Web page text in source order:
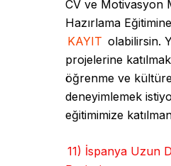
CV ve Motivasyon
Hazırlama
KAYIT olabilirsin.
projelerine
öğrenme ve
deneyimlemek
eğitimimize
11) İspanya Uzun